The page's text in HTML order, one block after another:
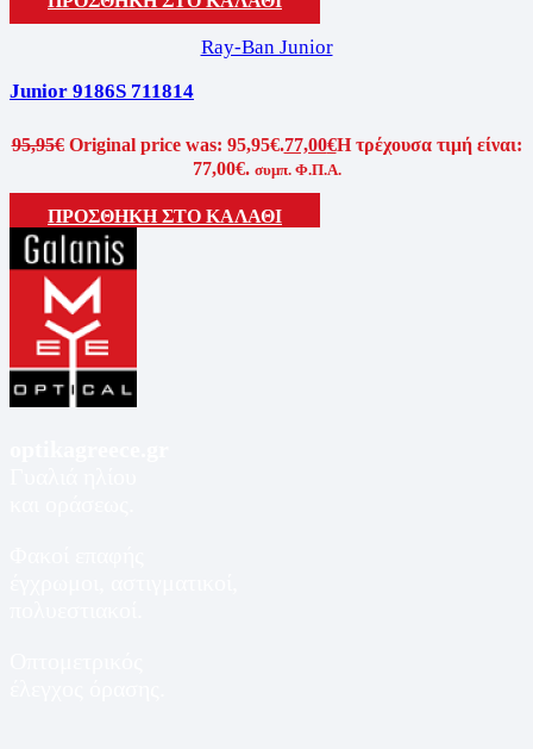
Ray-Ban Junior
Junior 9186S 711814
95,95€ Original price was: 95,95€.77,00€Η τρέχουσα τιμή είναι:
77,00€. συμπ. Φ.Π.Α.
ΠΡΟΣΘΗΚΗ ΣΤΟ ΚΑΛΑΘΙ